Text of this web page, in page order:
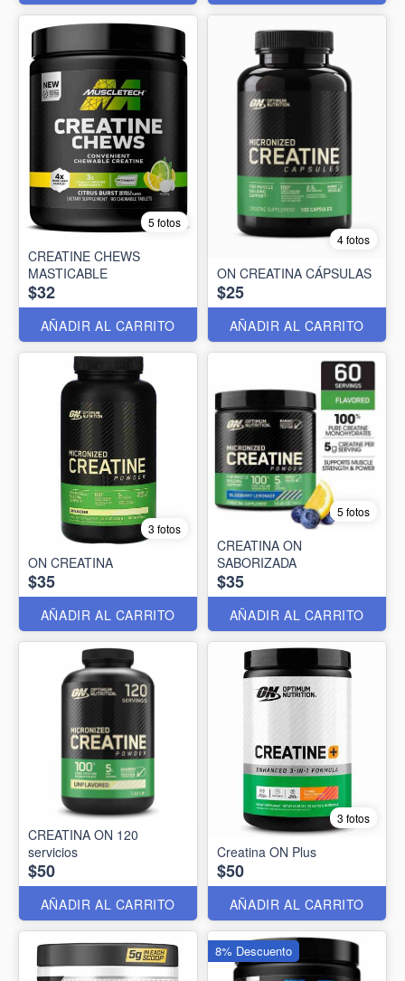
5 fotos
CREATINE CHEWS
MASTICABLE
$32
AÑADIR AL CARRITO
4 fotos
ON CREATINA CÁPSULAS
$25
AÑADIR AL CARRITO
3 fotos
ON CREATINA
$35
AÑADIR AL CARRITO
5 fotos
CREATINA ON
SABORIZADA
$35
AÑADIR AL CARRITO
CREATINA ON 120
servicios
$50
AÑADIR AL CARRITO
3 fotos
Creatina ON Plus
$50
AÑADIR AL CARRITO
8% Descuento